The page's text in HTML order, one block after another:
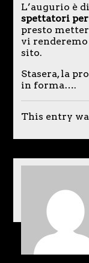
L’augurio è
spettatori
presto
vi
sito.
Stasera, la
in forma….
This entry